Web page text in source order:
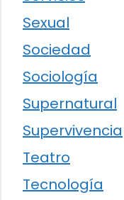
Sexual
Sociedad
Sociología
Supernatural
Supervivencia
Teatro
Tecnología